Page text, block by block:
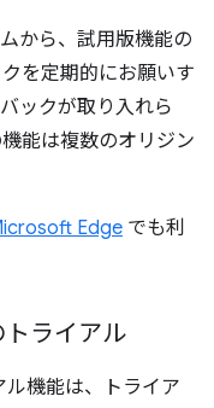
から、試用版機能の
を定期的にお願いす
ックが取り入れら
能は複数のオリジン
Edge でも利
ライアル
機能は、トライア